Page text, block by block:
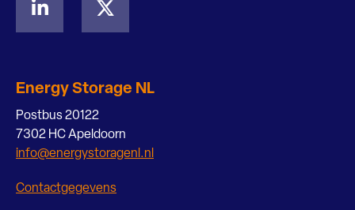
Energy Storage NL
Postbus 20122
7302 HC Apeldoorn
info@energystoragenl.nl
Contactgegevens